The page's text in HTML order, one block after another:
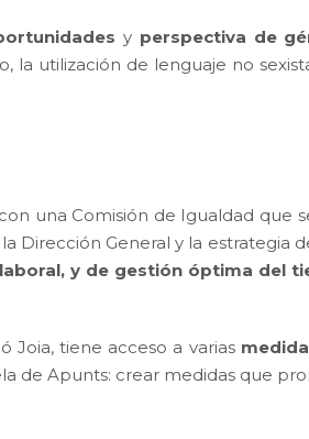
y perspectiva de
la utilización de lenguaje no
una Comisión de Igualdad
Dirección General y la
y de gestión óptima del
Joia, tiene acceso a varias
de Apunts: crear medidas que